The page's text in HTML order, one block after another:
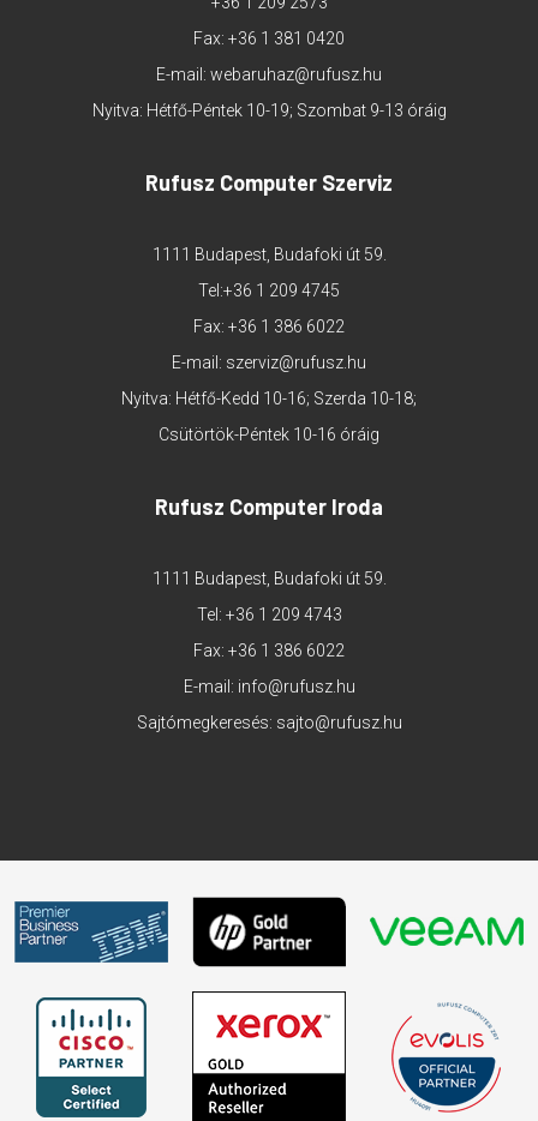
Fax: +36 1 381 0420
E-mail: webaruhaz@rufusz.hu
Nyitva: Hétfő-Péntek 10-19; Szombat 9-13 óráig
Rufusz Computer Szerviz
1111 Budapest, Budafoki út 59.
Tel:+36 1 209 4745
Fax: +36 1 386 6022
E-mail: szerviz@rufusz.hu
Nyitva: Hétfő-Kedd 10-16; Szerda 10-18;
Csütörtök-Péntek 10-16 óráig
Rufusz Computer Iroda
1111 Budapest, Budafoki út 59.
Tel: +36 1 209 4743
Fax: +36 1 386 6022
E-mail: info@rufusz.hu
Sajtómegkeresés: sajto@rufusz.hu